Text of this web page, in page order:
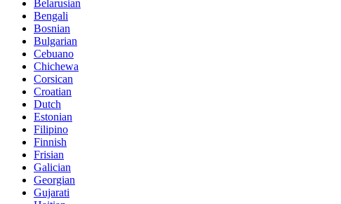
Belarusian
Bengali
Bosnian
Bulgarian
Cebuano
Chichewa
Corsican
Croatian
Dutch
Estonian
Filipino
Finnish
Frisian
Galician
Georgian
Gujarati